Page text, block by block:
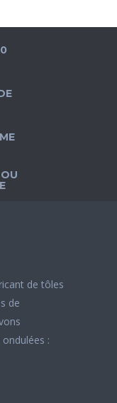
de tôles
de
: